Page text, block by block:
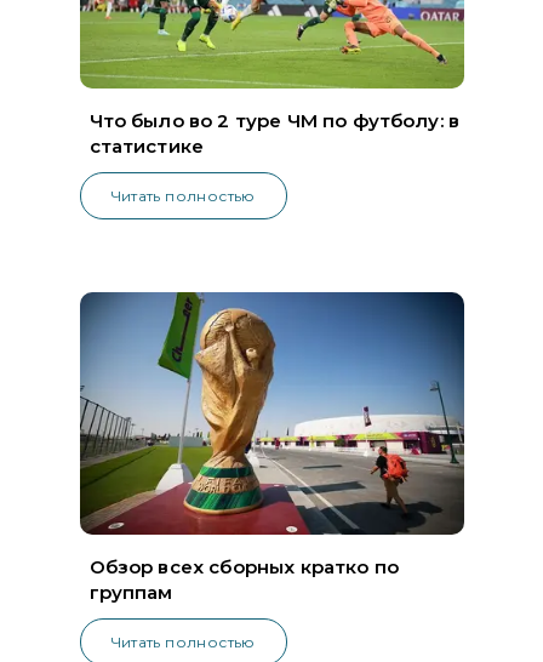
Что было во 2 туре ЧМ по футболу: в
статистике
Читать полностью
Обзор всех сборных кратко по
группам
Читать полностью